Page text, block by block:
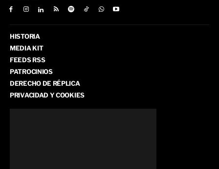
HISTORIA
MEDIA KIT
FEEDS RSS
PATROCINIOS
DERECHO DE RÉPLICA
PRIVACIDAD Y COOKIES